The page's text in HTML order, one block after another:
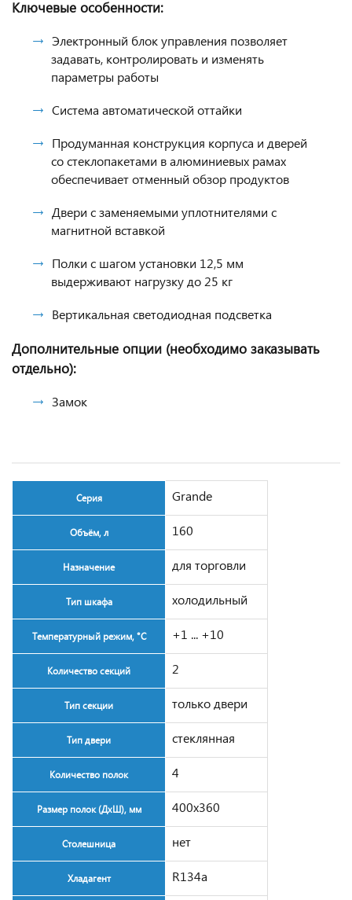
Ключевые особенности:
Электронный блок управления позволяет
задавать, контролировать и изменять
параметры работы
Система автоматической оттайки
Продуманная конструкция корпуса и дверей
со стеклопакетами в алюминиевых рамах
обеспечивает отменный обзор продуктов
Двери с заменяемыми уплотнителями с
магнитной вставкой
Полки с шагом установки 12,5 мм
выдерживают нагрузку до 25 кг
Вертикальная светодиодная подсветка
Дополнительные опции (необходимо заказывать
отдельно):
Замок
Серия Grande
Объём, л 160
Назначение для торговли
Тип шкафа холодильный
Температурный режим, °C +1 ... +10
Количество секций 2
Тип секции только двери
Тип двери стеклянная
Количество полок 4
Размер полок (ДxШ), мм 400x360
Столешница нет
Хладагент R134a